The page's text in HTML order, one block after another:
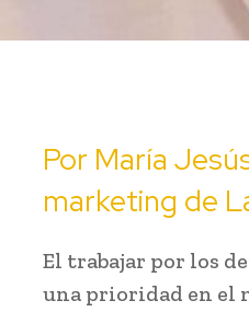
Por María
marketing de
El trabajar por los
una prioridad en el